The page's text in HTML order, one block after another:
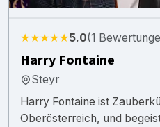
★★★★★5.0(1
Harry Fontaine
Steyr
Harry Fontaine ist
Oberösterreich, und